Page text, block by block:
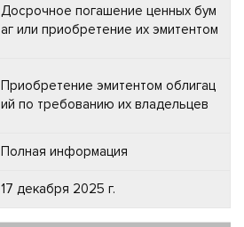
Досрочное погашение ценных бум
аг или приобретение их эмитентом
Приобретение эмитентом облигац
ий по требованию их владельцев
Полная информация
17 декабря 2025 г.